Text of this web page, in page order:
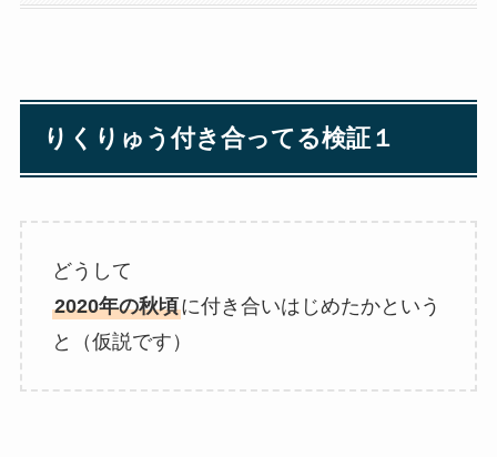
りくりゅう付き合ってる検証１
どうして
2020年の秋頃に付き合いはじめたかという
と（仮説です）